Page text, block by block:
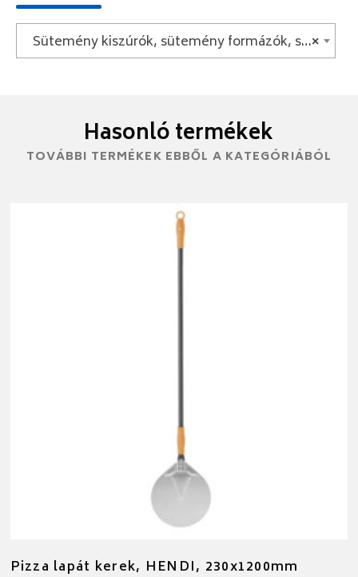
×
Sütemény kiszúrók, sütemény formázók, sütemény díszítők
Hasonló termékek
TOVÁBBI TERMÉKEK EBBŐL A KATEGÓRIÁBÓL
Pizza lapát kerek, HENDI, 230x1200mm